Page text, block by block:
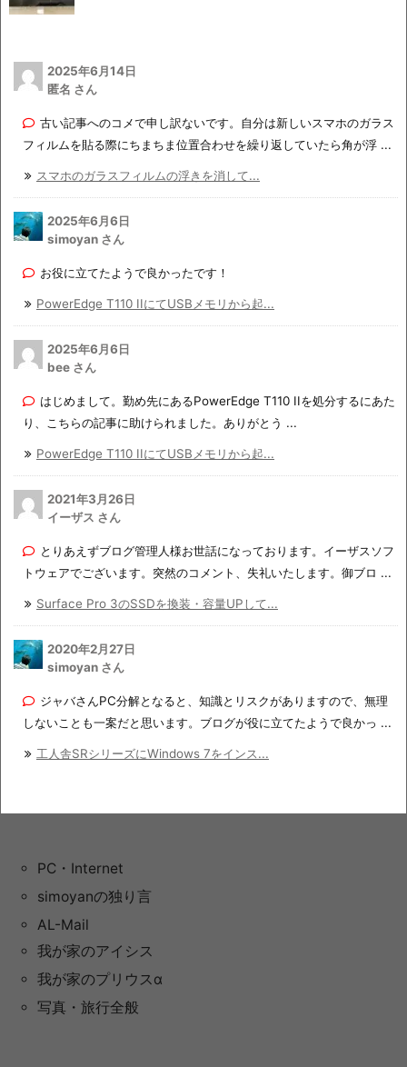
2025年6月14日
匿名 さん
古い記事へのコメで申し訳ないです。自分は新しいスマホのガラス
フィルムを貼る際にちまちま位置合わせを繰り返していたら角が浮 ...
スマホのガラスフィルムの浮きを消して...
2025年6月6日
simoyan さん
お役に立てたようで良かったです！
PowerEdge T110 IIにてUSBメモリから起...
2025年6月6日
bee さん
はじめまして。勤め先にあるPowerEdge T110 IIを処分するにあた
り、こちらの記事に助けられました。ありがとう ...
PowerEdge T110 IIにてUSBメモリから起...
2021年3月26日
イーザス さん
とりあえずブログ管理人様お世話になっております。イーザスソフ
トウェアでございます。突然のコメント、失礼いたします。御ブロ ...
Surface Pro 3のSSDを換装・容量UPして...
2020年2月27日
simoyan さん
ジャバさんPC分解となると、知識とリスクがありますので、無理
しないことも一案だと思います。ブログが役に立てたようで良かっ ...
工人舎SRシリーズにWindows 7をインス...
PC・Internet
simoyanの独り言
AL-Mail
我が家のアイシス
我が家のプリウスα
写真・旅行全般